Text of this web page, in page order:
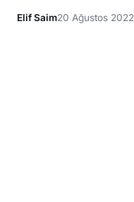
Elif Saim20 Ağustos 2022